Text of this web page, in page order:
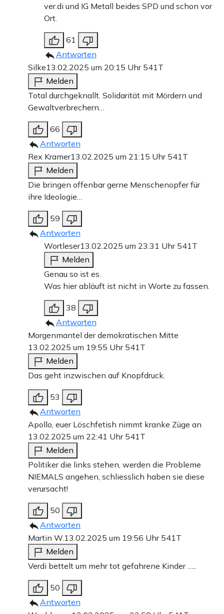
ver.di und IG Metall beides SPD und schon vor
Ort.
61
Antworten
Silke13.02.2025 um 20:15 Uhr 541T
Melden
Total durchgeknallt. Solidarität mit Mördern und
Gewaltverbrechern…
66
Antworten
Rex Kramer13.02.2025 um 21:15 Uhr 541T
Melden
Die bringen offenbar gerne Menschenopfer für
ihre Ideologie…
59
Antworten
Wortleser13.02.2025 um 23:31 Uhr 541T
Melden
Genau so ist es.
Was hier abläuft ist nicht in Worte zu fassen.
38
Antworten
Morgenmantel der demokratischen Mitte
13.02.2025 um 19:55 Uhr 541T
Melden
Das geht inzwischen auf Knopfdruck.
53
Antworten
Apollo, euer Löschfetish nimmt kranke Züge an
13.02.2025 um 22:41 Uhr 541T
Melden
Politiker die links stehen, werden die Probleme
NIEMALS angehen, schliesslich haben sie diese
verursacht!
50
Antworten
Martin W.13.02.2025 um 19:56 Uhr 541T
Melden
Verdi bettelt um mehr tot gefahrene Kinder …..
50
Antworten